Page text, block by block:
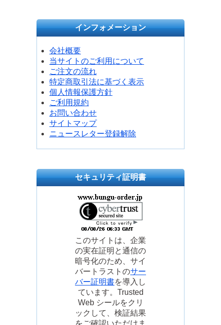
インフォメーション
会社概要
当サイトのご利用について
ご注文の流れ
特定商取引法に基づく表示
個人情報保護方針
ご利用規約
お問い合わせ
サイトマップ
ニュースレター登録解除
セキュリティ証明書
このサイトは、企業
の実在証明と通信の
暗号化のため、サイ
バートラストのサー
バー証明書を導入し
ています。Trusted
Web シールをクリ
ックして、検証結果
をご確認いただけま